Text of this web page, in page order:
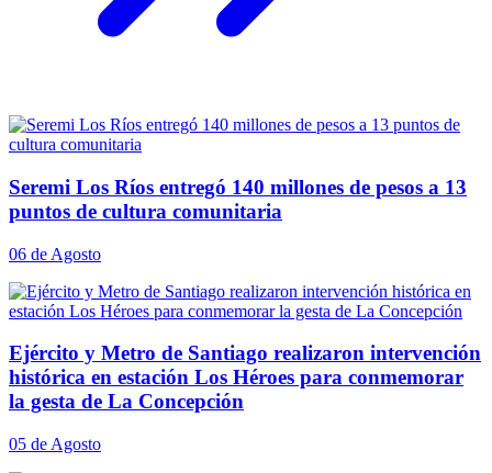
Seremi Los Ríos entregó 140 millones de pesos a 13
puntos de cultura comunitaria
06 de Agosto
Ejército y Metro de Santiago realizaron intervención
histórica en estación Los Héroes para conmemorar
la gesta de La Concepción
05 de Agosto